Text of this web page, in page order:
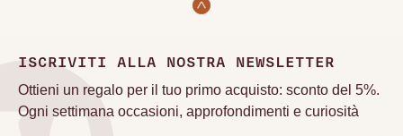
ISCRIVITI ALLA NOSTRA NEWSLETTER
Ottieni un regalo per il tuo primo acquisto: sconto del 5%.
Ogni settimana occasioni, approfondimenti e curiosità